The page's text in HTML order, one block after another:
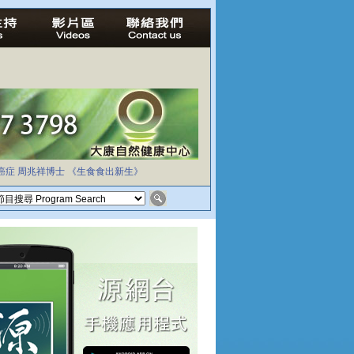
症 周兆祥博士 《生食食出新生》